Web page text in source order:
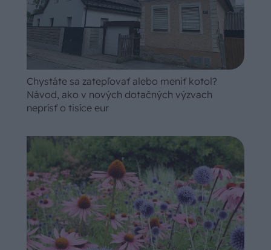
Chystáte sa zatepľovať alebo meniť kotol?
Návod, ako v nových dotačných výzvach
neprísť o tisíce eur